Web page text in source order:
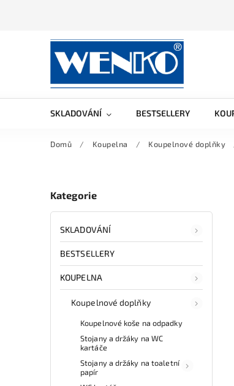
SKLADOVÁNÍ BESTSELLERY
Domů / Koupelna / Koupelnové doplňky
Kategorie
SKLADOVÁNÍ
BESTSELLERY
KOUPELNA
Koupelnové doplňky
Koupelnové koše na odpadky
Stojany a držáky na WC
kartáče
Stojany a držáky na toaletní
papír